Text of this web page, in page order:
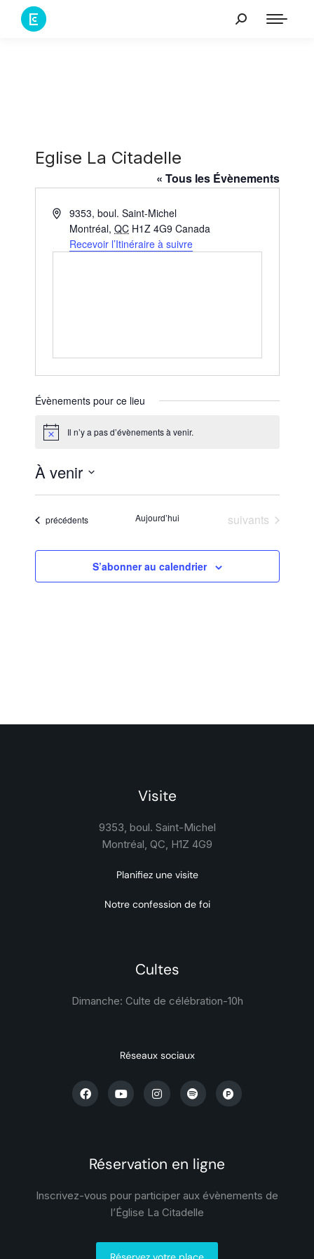
Eglise La Citadelle
« Tous les Évènements
Adresse9353, boul. Saint-Michel
Montréal, QC H1Z 4G9 Canada
Recevoir l’Itinéraire à suivre
Évènements pour ce lieu
Notice Il n’y a pas d’évènements à venir.
À venir
date.Évènements
précédents Aujourd’hui Évènements
suivants
S’abonner au calendrier
Visite
9353, boul. Saint-Michel
Montréal, QC, H1Z 4G9
Planifiez une visite
Notre confession de foi
Cultes
Dimanche: Culte de célébration-10h
Réseaux sociaux
Réservation en ligne
Inscrivez-vous pour participer aux évènements de
l’Église La Citadelle